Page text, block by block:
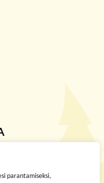
parantamiseksi,